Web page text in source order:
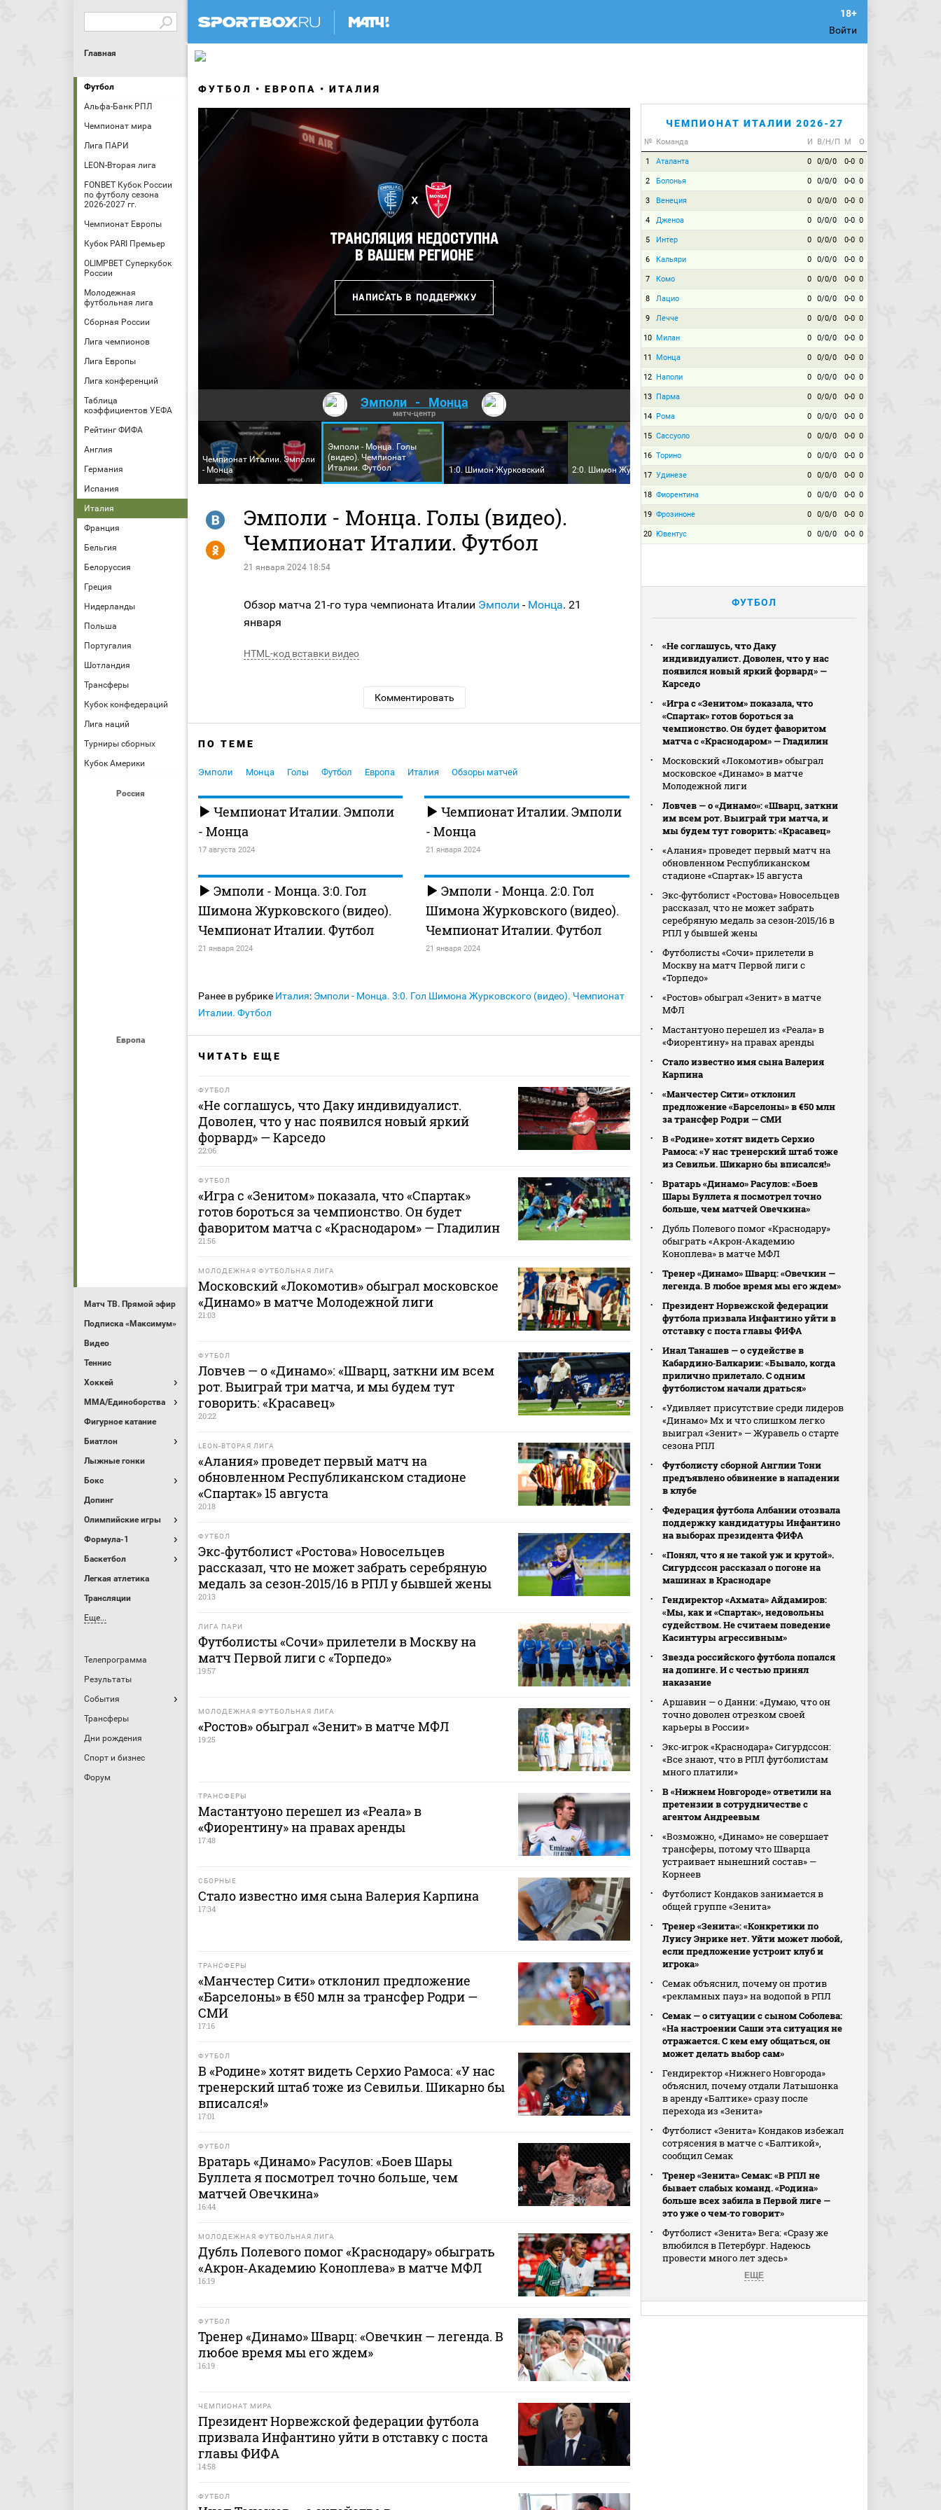
Войти
Главная
Футбол
Альфа-Банк РПЛ
Чемпионат мира
Лига ПАРИ
LEON-Вторая лига
FONBET Кубок России
по футболу сезона
2026-2027 гг.
Чемпионат Европы
Кубок PARI Премьер
OLIMPBET Суперкубок
России
Молодежная
футбольная лига
Сборная России
Лига чемпионов
Лига Европы
Лига конференций
Таблица
коэффициентов УЕФА
Рейтинг ФИФА
Англия
Германия
Испания
Италия
Франция
Бельгия
Белоруссия
Греция
Нидерланды
Польша
Португалия
Шотландия
Трансферы
Кубок конфедераций
Лига наций
Турниры сборных
Кубок Америки
Россия
Европа
Матч ТВ. Прямой эфир
Подписка «Максимум»
Видео
Теннис
Хоккей
MMA/Единоборства
Фигурное катание
Биатлон
Лыжные гонки
Бокс
Допинг
Олимпийские игры
Формула-1
Баскетбол
Легкая атлетика
Трансляции
Еще...
Телепрограмма
Результаты
События
Трансферы
Дни рождения
Спорт и бизнес
Форум
ФУТБОЛ ЕВРОПА ИТАЛИЯ
Эмполи - Монца
матч-центр
Чемпионат Италии. Эмполи
- Монца
Эмполи - Монца. Голы
(видео). Чемпионат
Италии. Футбол
1:0. Шимон Журковский 2:0. Шимон Журковский
Эмполи - Монца. Голы (видео).
Чемпионат Италии. Футбол
21 января 2024 18:54
R
Y
Обзор матча 21-го тура чемпионата Италии Эмполи - Монца. 21
января
HTML-код вставки видео
Комментировать
ПО ТЕМЕ
Эмполи Монца Голы Футбол Европа Италия Обзоры матчей
Чемпионат Италии. Эмполи
- Монца
17 августа 2024
Чемпионат Италии. Эмполи
- Монца
21 января 2024
Эмполи - Монца. 3:0. Гол
Шимона Журковского (видео).
Чемпионат Италии. Футбол
21 января 2024
Эмполи - Монца. 2:0. Гол
Шимона Журковского (видео).
Чемпионат Италии. Футбол
21 января 2024
Ранее в рубрике Италия: Эмполи - Монца. 3:0. Гол Шимона Журковского (видео). Чемпионат
Италии. Футбол
ЧИТАТЬ ЕЩЕ
ФУТБОЛ
«Не соглашусь, что Даку индивидуалист.
Доволен, что у нас появился новый яркий
форвард» — Карседо
22:06
ФУТБОЛ
«Игра с «Зенитом» показала, что «Спартак»
готов бороться за чемпионство. Он будет
фаворитом матча с «Краснодаром» — Гладилин
21:56
МОЛОДЕЖНАЯ ФУТБОЛЬНАЯ ЛИГА
Московский «Локомотив» обыграл московское
«Динамо» в матче Молодежной лиги
21:03
ФУТБОЛ
Ловчев — о «Динамо»: «Шварц, заткни им всем
рот. Выиграй три матча, и мы будем тут
говорить: «Красавец»
20:22
LEON-ВТОРАЯ ЛИГА
«Алания» проведет первый матч на
обновленном Республиканском стадионе
«Спартак» 15 августа
20:18
ФУТБОЛ
Экс‑футболист «Ростова» Новосельцев
рассказал, что не может забрать серебряную
медаль за сезон‑2015/16 в РПЛ у бывшей жены
20:13
ЛИГА ПАРИ
Футболисты «Сочи» прилетели в Москву на
матч Первой лиги с «Торпедо»
19:57
МОЛОДЕЖНАЯ ФУТБОЛЬНАЯ ЛИГА
«Ростов» обыграл «Зенит» в матче МФЛ
19:25
ТРАНСФЕРЫ
Мастантуоно перешел из «Реала» в
«Фиорентину» на правах аренды
17:48
СБОРНЫЕ
Стало известно имя сына Валерия Карпина
17:34
ТРАНСФЕРЫ
«Манчестер Сити» отклонил предложение
«Барселоны» в €50 млн за трансфер Родри —
СМИ
17:16
ФУТБОЛ
В «Родине» хотят видеть Серхио Рамоса: «У нас
тренерский штаб тоже из Севильи. Шикарно бы
вписался!»
17:01
ФУТБОЛ
Вратарь «Динамо» Расулов: «Боев Шары
Буллета я посмотрел точно больше, чем
матчей Овечкина»
16:44
МОЛОДЕЖНАЯ ФУТБОЛЬНАЯ ЛИГА
Дубль Полевого помог «Краснодару» обыграть
«Акрон‑Академию Коноплева» в матче МФЛ
16:19
ФУТБОЛ
Тренер «Динамо» Шварц: «Овечкин — легенда. В
любое время мы его ждем»
16:19
ЧЕМПИОНАТ МИРА
Президент Норвежской федерации футбола
призвала Инфантино уйти в отставку с поста
главы ФИФА
14:58
ФУТБОЛ
ЧЕМПИОНАТ ИТАЛИИ 2026-27
№ Команда И В/Н/П М О
1 Аталанта 0 0/0/0 0-0 0
2 Болонья 0 0/0/0 0-0 0
3 Венеция 0 0/0/0 0-0 0
4 Дженоа 0 0/0/0 0-0 0
5 Интер 0 0/0/0 0-0 0
6 Кальяри 0 0/0/0 0-0 0
7 Комо 0 0/0/0 0-0 0
8 Лацио 0 0/0/0 0-0 0
9 Лечче 0 0/0/0 0-0 0
10 Милан 0 0/0/0 0-0 0
11 Монца 0 0/0/0 0-0 0
12 Наполи 0 0/0/0 0-0 0
13 Парма 0 0/0/0 0-0 0
14 Рома 0 0/0/0 0-0 0
15 Сассуоло 0 0/0/0 0-0 0
16 Торино 0 0/0/0 0-0 0
17 Удинезе 0 0/0/0 0-0 0
18 Фиорентина 0 0/0/0 0-0 0
19 Фрозиноне 0 0/0/0 0-0 0
20 Ювентус 0 0/0/0 0-0 0
ФУТБОЛ
«Не соглашусь, что Даку
индивидуалист. Доволен, что у нас
появился новый яркий форвард» —
Карседо
«Игра с «Зенитом» показала, что
«Спартак» готов бороться за
чемпионство. Он будет фаворитом
матча с «Краснодаром» — Гладилин
Московский «Локомотив» обыграл
московское «Динамо» в матче
Молодежной лиги
Ловчев — о «Динамо»: «Шварц, заткни
им всем рот. Выиграй три матча, и
мы будем тут говорить: «Красавец»
«Алания» проведет первый матч на
обновленном Республиканском
стадионе «Спартак» 15 августа
Экс‑футболист «Ростова» Новосельцев
рассказал, что не может забрать
серебряную медаль за сезон‑2015/16 в
РПЛ у бывшей жены
Футболисты «Сочи» прилетели в
Москву на матч Первой лиги с
«Торпедо»
«Ростов» обыграл «Зенит» в матче
МФЛ
Мастантуоно перешел из «Реала» в
«Фиорентину» на правах аренды
Стало известно имя сына Валерия
Карпина
«Манчестер Сити» отклонил
предложение «Барселоны» в €50 млн
за трансфер Родри — СМИ
В «Родине» хотят видеть Серхио
Рамоса: «У нас тренерский штаб тоже
из Севильи. Шикарно бы вписался!»
Вратарь «Динамо» Расулов: «Боев
Шары Буллета я посмотрел точно
больше, чем матчей Овечкина»
Дубль Полевого помог «Краснодару»
обыграть «Акрон‑Академию
Коноплева» в матче МФЛ
Тренер «Динамо» Шварц: «Овечкин —
легенда. В любое время мы его ждем»
Президент Норвежской федерации
футбола призвала Инфантино уйти в
отставку с поста главы ФИФА
Инал Танашев — о судействе в
Кабардино‑Балкарии: «Бывало, когда
прилично прилетало. С одним
футболистом начали драться»
«Удивляет присутствие среди лидеров
«Динамо» Мх и что слишком легко
выиграл «Зенит» — Журавель о старте
сезона РПЛ
Футболисту сборной Англии Тони
предъявлено обвинение в нападении
в клубе
Федерация футбола Албании отозвала
поддержку кандидатуры Инфантино
на выборах президента ФИФА
«Понял, что я не такой уж и крутой».
Сигурдссон рассказал о погоне на
машинах в Краснодаре
Гендиректор «Ахмата» Айдамиров:
«Мы, как и «Спартак», недовольны
судейством. Не считаем поведение
Касинтуры агрессивным»
Звезда российского футбола попался
на допинге. И с честью принял
наказание
Аршавин — о Данни: «Думаю, что он
точно доволен отрезком своей
карьеры в России»
Экс‑игрок «Краснодара» Сигурдссон:
«Все знают, что в РПЛ футболистам
много платили»
В «Нижнем Новгороде» ответили на
претензии в сотрудничестве с
агентом Андреевым
«Возможно, «Динамо» не совершает
трансферы, потому что Шварца
устраивает нынешний состав» —
Корнеев
Футболист Кондаков занимается в
общей группе «Зенита»
Тренер «Зенита»: «Конкретики по
Луису Энрике нет. Уйти может любой,
если предложение устроит клуб и
игрока»
Семак объяснил, почему он против
«рекламных пауз» на водопой в РПЛ
Семак — о ситуации с сыном Соболева:
«На настроении Саши эта ситуация не
отражается. С кем ему общаться, он
может делать выбор сам»
Гендиректор «Нижнего Новгорода»
объяснил, почему отдали Латышонка
в аренду «Балтике» сразу после
перехода из «Зенита»
Футболист «Зенита» Кондаков избежал
сотрясения в матче с «Балтикой»,
сообщил Семак
Тренер «Зенита» Семак: «В РПЛ не
бывает слабых команд. «Родина»
больше всех забила в Первой лиге —
это уже о чем‑то говорит»
Футболист «Зенита» Вега: «Сразу же
влюбился в Петербург. Надеюсь
провести много лет здесь»
ЕЩЕ